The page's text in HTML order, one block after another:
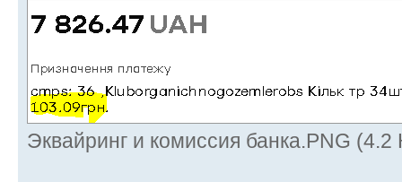
Эквайринг и комиссия банка.PNG